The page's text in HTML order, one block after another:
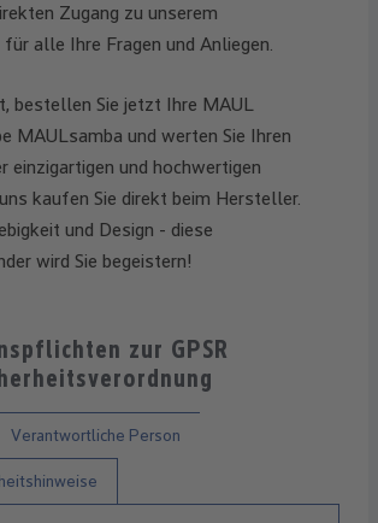
Zugang zu unserem
alle Ihre Fragen und Anliegen.
bestellen Sie jetzt Ihre MAUL
MAULsamba und werten Sie Ihren
einzigartigen und hochwertigen
kaufen Sie direkt beim Hersteller.
und Design - diese
wird Sie begeistern!
zur GPSR
Verantwortliche Person